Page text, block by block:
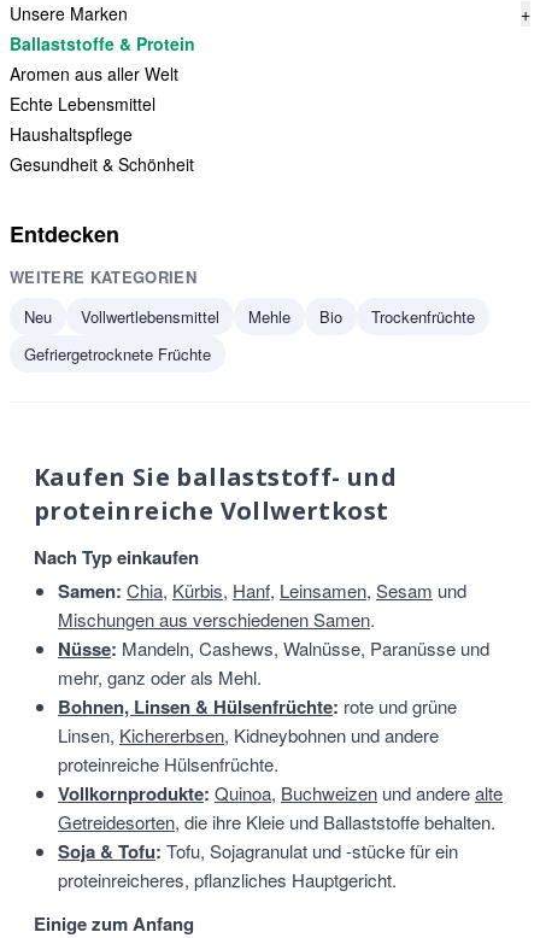
Unsere Marken
+
Ballaststoffe & Protein
Aromen aus aller Welt
Echte Lebensmittel
Haushaltspflege
Gesundheit & Schönheit
Entdecken
WEITERE KATEGORIEN
Neu
Vollwertlebensmittel Mehle Bio
Trockenfrüchte
Gefriergetrocknete Früchte
Kaufen Sie ballaststoff- und
proteinreiche Vollwertkost
Nach Typ einkaufen
Samen: Chia, Kürbis, Hanf, Leinsamen, Sesam und
Mischungen aus verschiedenen Samen.
Nüsse: Mandeln, Cashews, Walnüsse, Paranüsse und
mehr, ganz oder als Mehl.
Bohnen, Linsen & Hülsenfrüchte: rote und grüne
Linsen, Kichererbsen, Kidneybohnen und andere
proteinreiche Hülsenfrüchte.
Vollkornprodukte: Quinoa, Buchweizen und anderealte
Getreidesorten, die ihre Kleie und Ballaststoffe behalten.
Soja & Tofu: Tofu, Sojagranulat und -stücke für ein
proteinreicheres, pflanzliches Hauptgericht.
Einige zum Anfang